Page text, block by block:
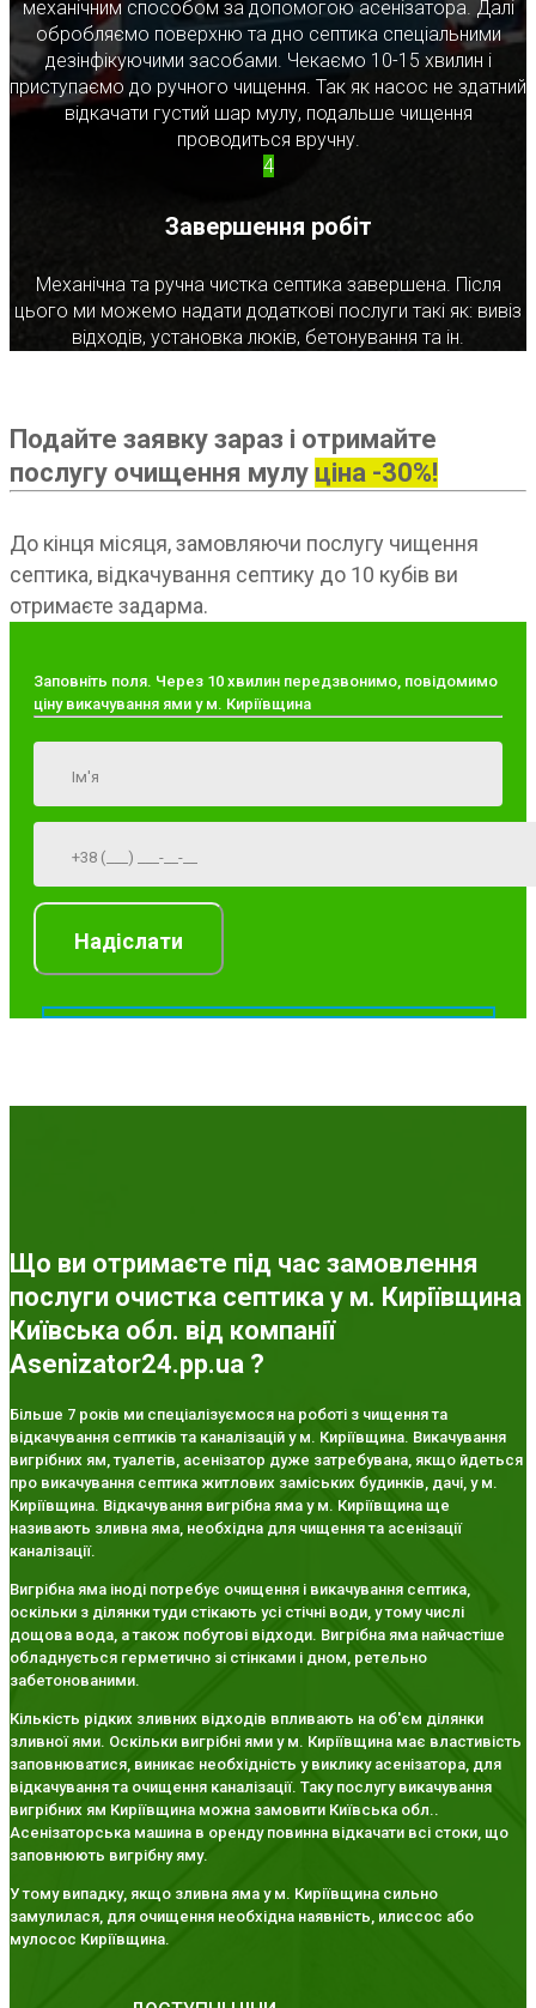
механічним способом за допомогою асенізатора. Далі
обробляємо поверхню та дно септика спеціальними
дезінфікуючими засобами. Чекаємо 10-15 хвилин і
приступаємо до ручного чищення. Так як насос не здатний
відкачати густий шар мулу, подальше чищення
проводиться вручну.
4
Завершення робіт
Механічна та ручна чистка септика завершена. Після
цього ми можемо надати додаткові послуги такі як: вивіз
відходів, установка люків, бетонування та ін.
Подайте заявку зараз і отримайте
послугу очищення мулу ціна -30%!
До кінця місяця, замовляючи послугу чищення
септика, відкачування септику до 10 кубів ви
отримаєте задарма.
Заповніть поля. Через 10 хвилин передзвонимо, повідомимо
ціну викачування ями у м. Киріївщина
Що ви отримаєте під час замовлення
послуги очистка септика у м. Киріївщина
Київська обл. від компанії
Asenizator24.pp.ua ?
Більше 7 років ми спеціалізуємося на роботі з чищення та
відкачування септиків та каналізацій у м. Киріївщина. Викачування
вигрібних ям, туалетів, асенізатор дуже затребувана, якщо йдеться
про викачування септика житлових заміських будинків, дачі, у м.
Киріївщина. Відкачування вигрібна яма у м. Киріївщина ще
називають зливна яма, необхідна для чищення та асенізації
каналізації.
Вигрібна яма іноді потребує очищення і викачування септика,
оскільки з ділянки туди стікають усі стічні води, у тому числі
дощова вода, а також побутові відходи. Вигрібна яма найчастіше
обладнується герметично зі стінками і дном, ретельно
забетонованими.
Кількість рідких зливних відходів впливають на об'єм ділянки
зливної ями. Оскільки вигрібні ями у м. Киріївщина має властивість
заповнюватися, виникає необхідність у виклику асенізатора, для
відкачування та очищення каналізації. Таку послугу викачування
вигрібних ям Киріївщина можна замовити Київська обл..
Асенізаторська машина в оренду повинна відкачати всі стоки, що
заповнюють вигрібну яму.
У тому випадку, якщо зливна яма у м. Киріївщина сильно
замулилася, для очищення необхідна наявність, илиссос або
мулосос Киріївщина.